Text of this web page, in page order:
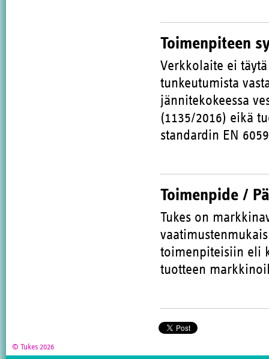
Toimenpiteen
Verkkolaite ei
tunkeutumista
jännitekokeessa
(1135/2016) eikä
standardin EN
Toimenpide /
Tukes on
toimenpiteisiin eli
tuotteen
© Tukes 2026